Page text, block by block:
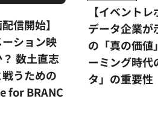
ポート】世界的
示す日本アニメ
」とは？ストリ
の羅針盤「デー
『私た
ーが考
リット
杉本穂高